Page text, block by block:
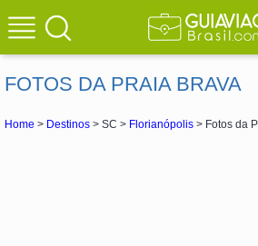
FOTOS DA PRAIA BRAVA
Home > Destinos > SC > Florianópolis > Fotos da